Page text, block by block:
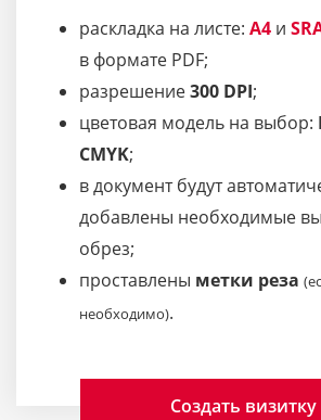
раскладка на листе: A4 и
в формате PDF;
разрешение300 DPI;
цветовая модель на выбор:
CMYK;
в документ будут
добавлены необходимые
обрез;
проставлены метки реза
необходимо).
Создать визитку